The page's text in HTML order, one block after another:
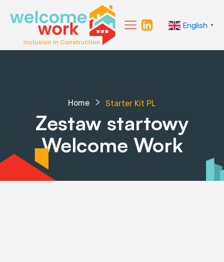
English ▼
Home Starter Kit PL
Zestaw startowy
Welcome Work